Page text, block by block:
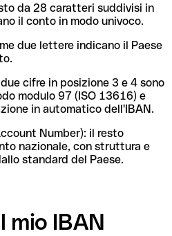
da 28 caratteri suddivisi in
il conto in modo univoco.
due lettere indicano il Paese
cifre in posizione 3 e 4 sono
modulo 97 (ISO 13616) e
in automatico dell'IBAN.
Number): il resto
nazionale, con struttura e
standard del Paese.
mio IBAN